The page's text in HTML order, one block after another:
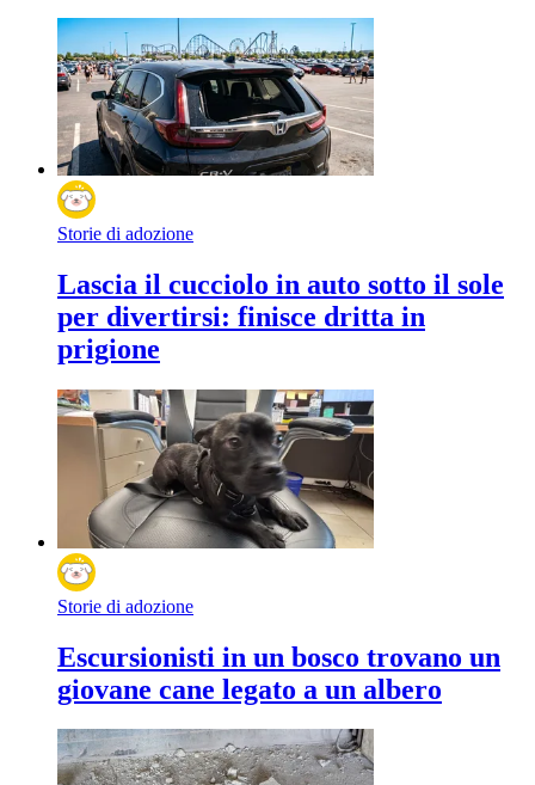
Storie di adozione
Lascia il cucciolo in auto sotto il sole
per divertirsi: finisce dritta in
prigione
Storie di adozione
Escursionisti in un bosco trovano un
giovane cane legato a un albero